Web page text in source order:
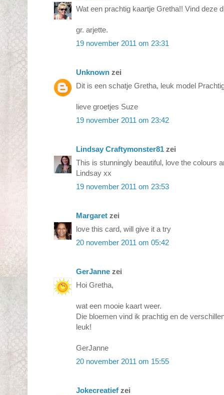
Wat een prachtig kaartje Gretha!! Vind deze
gr. arjette.
19 november 2011 om 23:31
Unknown zei
Dit is een schatje Gretha, leuk model
lieve groetjes Suze
19 november 2011 om 23:42
Lindsay Craftymonster81 zei
This is stunningly beautiful, love the colours
Lindsay xx
19 november 2011 om 23:53
Margaret zei
love this card, will give it a try
20 november 2011 om 05:42
GerJanne zei
Hoi Gretha,
wat een mooie kaart weer.
Die bloemen vind ik prachtig en de
leuk!
GerJanne
20 november 2011 om 15:55
Jokecreatief zei